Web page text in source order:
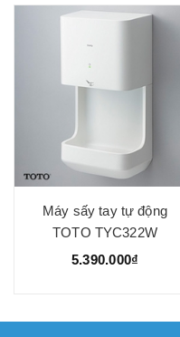
Máy sấy tay tự động
TOTO TYC322W
5.390.000₫